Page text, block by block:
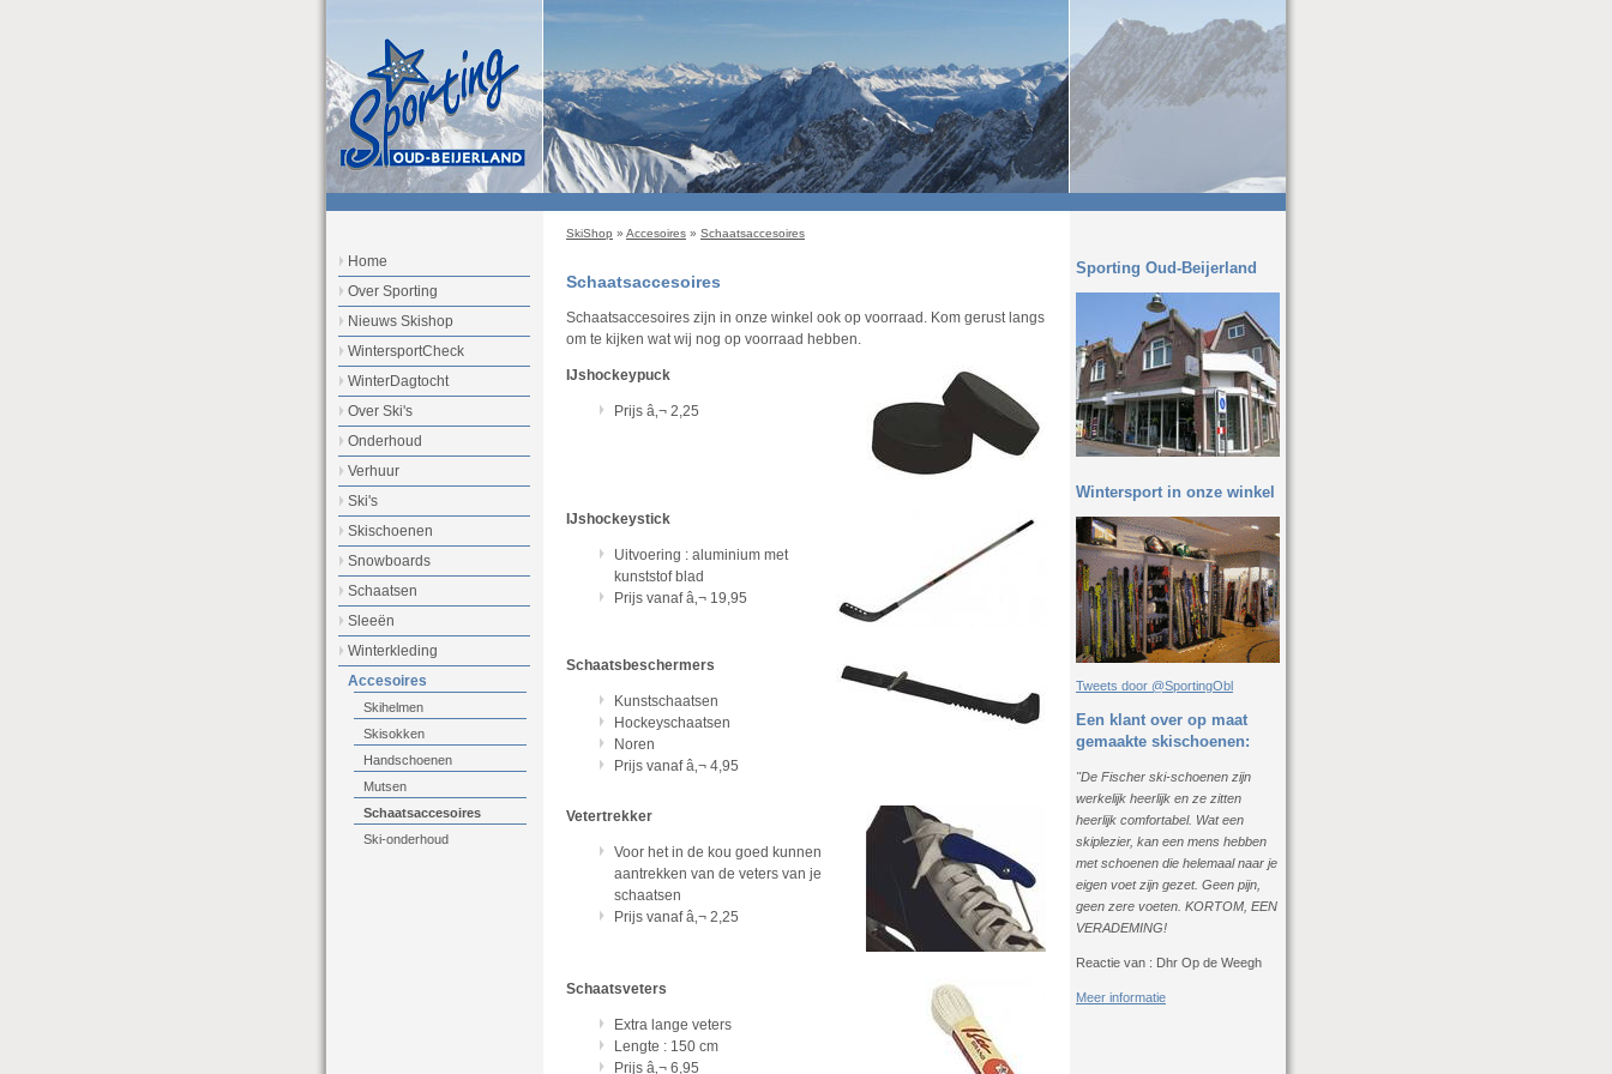
SkiShop » Accesoires » Schaatsaccesoires
Schaatsaccesoires
Schaatsaccesoires zijn in onze winkel ook op voorraad. Kom gerust langs
om te kijken wat wij nog op voorraad hebben.
IJshockeypuck
Prijs â‚¬ 2,25
IJshockeystick
Uitvoering : aluminium met
kunststof blad
Prijs vanaf â‚¬ 19,95
Schaatsbeschermers
Kunstschaatsen
Hockeyschaatsen
Noren
Prijs vanaf â‚¬ 4,95
Vetertrekker
Voor het in de kou goed kunnen
aantrekken van de veters van je
schaatsen
Prijs vanaf â‚¬ 2,25
Schaatsveters
Extra lange veters
Lengte : 150 cm
Prijs â‚¬ 6,95
Home
Over Sporting
Nieuws Skishop
WintersportCheck
WinterDagtocht
Over Ski's
Onderhoud
Verhuur
Ski's
Skischoenen
Snowboards
Schaatsen
Sleeën
Winterkleding
Accesoires
Skihelmen
Skisokken
Handschoenen
Mutsen
Schaatsaccesoires
Ski-onderhoud
Sporting Oud-Beijerland
Wintersport in onze winkel
Tweets door @SportingObl
Een klant over op maat
gemaakte skischoenen:
"De Fischer ski-schoenen zijn
werkelijk heerlijk en ze zitten
heerlijk comfortabel. Wat een
skiplezier, kan een mens hebben
met schoenen die helemaal naar je
eigen voet zijn gezet. Geen pijn,
geen zere voeten. KORTOM, EEN
VERADEMING!
Reactie van : Dhr Op de Weegh
Meer informatie